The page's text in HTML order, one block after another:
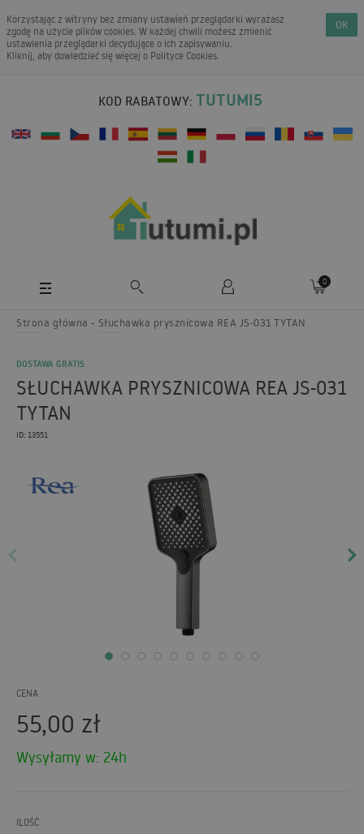
Korzystając z witryny bez zmiany ustawień przeglądarki wyrażasz
zgodę na użycie plików cookies. W każdej chwili możesz zmienić
ustawienia przeglądarki decydujące o ich zapisywaniu.
Kliknij, aby dowiedzieć się więcej o Polityce Cookies.
OK
KOD RABATOWY: TUTUMI5
0
Strona główna Słuchawka prysznicowa REA JS-031 TYTAN
DOSTAWA GRATIS
SŁUCHAWKA PRYSZNICOWA REA JS-031
TYTAN
ID: 13551
CENA
55,00 zł
Wysyłamy w: 24h
ILOŚĆ